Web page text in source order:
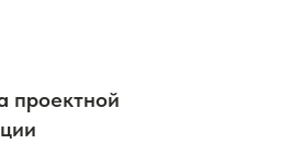
проектной